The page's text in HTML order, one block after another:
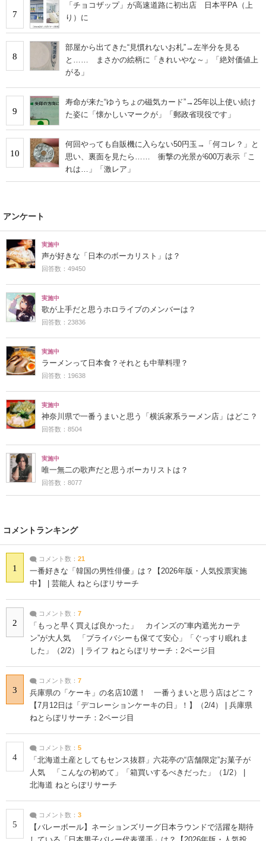
7
「チョコザップ」が高速道路に初出店 日本平PA（上
り）に
8
部屋から出てきた“見慣れないお札”→左半分を見る
と…… まさかの絵柄に「きれいやな～」「絶対価値上
がる」
9
寿命が来た“ゆうちょの磁気カード”→25年以上使い続け
た姿に「懐かしいマークが」「郵政省現役です」
10
何回やっても自販機に入らない50円玉→「何コレ？」と
思い、裏面を見たら…… 衝撃の光景が600万表示「こ
れは…」「激レア」
アンケート
実施中
声が好きな「日本のボーカリスト」は？
回答数：49450
実施中
歌が上手だと思うホロライブのメンバーは？
回答数：23836
実施中
ラーメンって日本食？それとも中華料理？
回答数：19638
実施中
神奈川県で一番うまいと思う「横浜家系ラーメン店」はどこ？
回答数：8504
実施中
唯一無二の歌声だと思うボーカリストは？
回答数：8077
コメントランキング
1
コメント数： 21
一番好きな「韓国の男性俳優」は？【2026年版・人気投票実施
中】 | 芸能人 ねとらぼリサーチ
2
コメント数： 7
「もっと早く買えば良かった」 カインズの“車内遮光カーテ
ン”が大人気 「プライバシーも保てて安心」「ぐっすり眠れま
した」（2/2） | ライフ ねとらぼリサーチ：2ページ目
3
コメント数： 7
兵庫県の「ケーキ」の名店10選！ 一番うまいと思う店はどこ？
【7月12日は「デコレーションケーキの日」！】（2/4） | 兵庫県
ねとらぼリサーチ：2ページ目
4
コメント数： 5
「北海道土産としてもセンス抜群」六花亭の“店舗限定”お菓子が
人気 「こんなの初めて」「箱買いするべきだった」（1/2） |
北海道 ねとらぼリサーチ
5
コメント数： 3
【バレーボール】ネーションズリーグ日本ラウンドで活躍を期待